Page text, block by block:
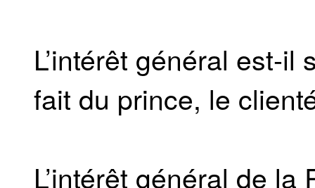
L’intérêt général est-
fait du prince, le
L’intérêt général de